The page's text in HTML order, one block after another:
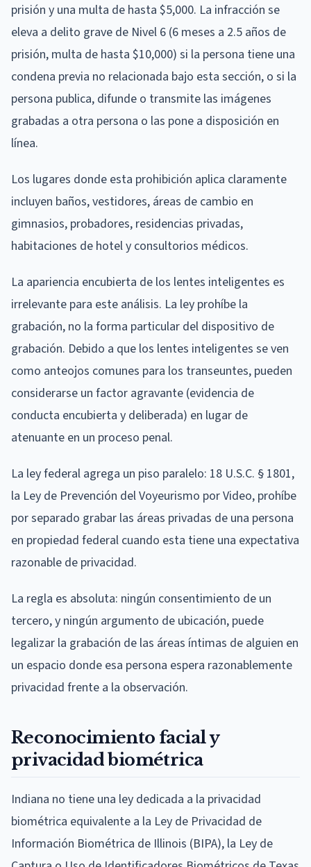
prisión y una multa de hasta $5,000. La infracción se
eleva a delito grave de Nivel 6 (6 meses a 2.5 años de
prisión, multa de hasta $10,000) si la persona tiene una
condena previa no relacionada bajo esta sección, o si la
persona publica, difunde o transmite las imágenes
grabadas a otra persona o las pone a disposición en
línea.
Los lugares donde esta prohibición aplica claramente
incluyen baños, vestidores, áreas de cambio en
gimnasios, probadores, residencias privadas,
habitaciones de hotel y consultorios médicos.
La apariencia encubierta de los lentes inteligentes es
irrelevante para este análisis. La ley prohíbe la
grabación, no la forma particular del dispositivo de
grabación. Debido a que los lentes inteligentes se ven
como anteojos comunes para los transeuntes, pueden
considerarse un factor agravante (evidencia de
conducta encubierta y deliberada) en lugar de
atenuante en un proceso penal.
La ley federal agrega un piso paralelo: 18 U.S.C. § 1801,
la Ley de Prevención del Voyeurismo por Video, prohíbe
por separado grabar las áreas privadas de una persona
en propiedad federal cuando esta tiene una expectativa
razonable de privacidad.
La regla es absoluta: ningún consentimiento de un
tercero, y ningún argumento de ubicación, puede
legalizar la grabación de las áreas íntimas de alguien en
un espacio donde esa persona espera razonablemente
privacidad frente a la observación.
Reconocimiento facial y
privacidad biométrica
Indiana no tiene una ley dedicada a la privacidad
biométrica equivalente a la Ley de Privacidad de
Información Biométrica de Illinois (BIPA), la Ley de